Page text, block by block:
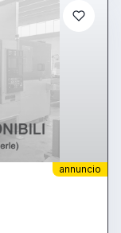
annuncio